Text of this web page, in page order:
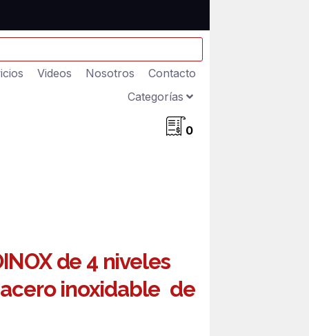
Videos Nosotros
Contacto
Categorías
0
de 4 niveles
acero inoxidable de